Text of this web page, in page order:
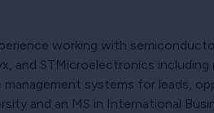
working with
and STMicroelectronics including
systems for leads,
and an MS in International